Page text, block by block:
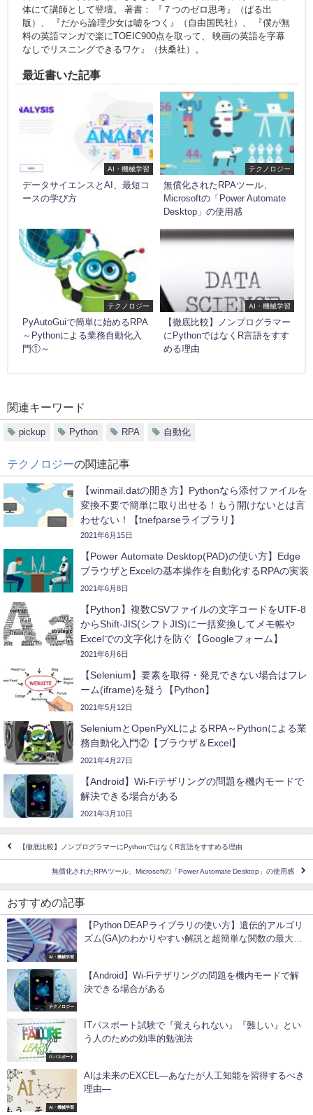
体にて講師として登壇。 著書： 『７つのゼロ思考』（ぱる出
版）、 『だから論理少女は嘘をつく』（自由国民社）、 『僕が無
料の英語マンガで楽にTOEIC900点を取って、 映画の英語を字幕
なしでリスニングできるワケ』（扶桑社）。
最近書いた記事
AI・機械学習
データサイエンスとAI、最短コ
ースの学び方
テクノロジー
無償化されたRPAツール、
Microsoftの「Power Automate
Desktop」の使用感
テクノロジー
PyAutoGuiで簡単に始めるRPA
～Pythonによる業務自動化入
門①～
AI・機械学習
【徹底比較】ノンプログラマー
にPythonではなくR言語をすす
める理由
関連キーワード
pickup Python RPA 自動化
テクノロジーの関連記事
【winmail.datの開き方】Pythonなら添付ファイルを
変換不要で簡単に取り出せる！もう開けないとは言
わせない！【tnefparseライブラリ】
2021年6月15日
【Power Automate Desktop(PAD)の使い方】Edge
ブラウザとExcelの基本操作を自動化するRPAの実装
2021年6月8日
【Python】複数CSVファイルの文字コードをUTF-8
からShift-JIS(シフトJIS)に一括変換してメモ帳や
Excelでの文字化けを防ぐ【Googleフォーム】
2021年6月6日
【Selenium】要素を取得・発見できない場合はフレ
ーム(iframe)を疑う【Python】
2021年5月12日
SeleniumとOpenPyXLによるRPA～Pythonによる業
務自動化入門②【ブラウザ＆Excel】
2021年4月27日
【Android】Wi-Fiテザリングの問題を機内モードで
解決できる場合がある
2021年3月10日
【徹底比較】ノンプログラマーにPythonではなくR言語をすすめる理由
無償化されたRPAツール、Microsoftの「Power Automate Desktop」の使用感
おすすめの記事
AI・機械学習
【Python DEAPライブラリの使い方】遺伝的アルゴリ
ズム(GA)のわかりやすい解説と超簡単な関数の最大・
テクノロジー
【Android】Wi-Fiテザリングの問題を機内モードで解
決できる場合がある
ITパスポート
ITパスポート試験で『覚えられない』『難しい』とい
う人のための効率的勉強法
AI・機械学習
AIは未来のEXCEL―あなたが人工知能を習得するべき
理由―